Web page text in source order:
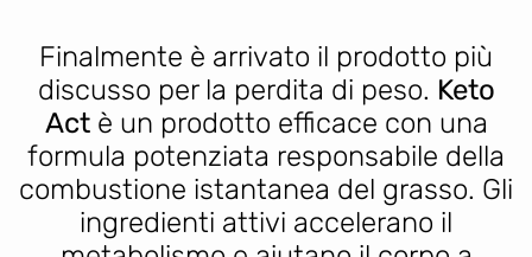
Finalmente è arrivato il prodotto più
discusso per la perdita di peso. Keto
Actè un prodotto efficace con una
formula potenziata responsabile della
combustione istantanea del grasso. Gli
ingredienti attivi accelerano il